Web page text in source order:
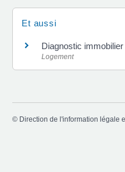
Et aussi
Diagnostic immobilier
Logement
© Direction de l'information légale